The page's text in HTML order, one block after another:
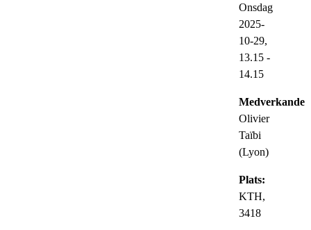
Onsdag
2025-
10-29,
13.15 -
14.15
Medverkande:
Olivier
Taïbi
(Lyon)
Plats:
KTH,
3418